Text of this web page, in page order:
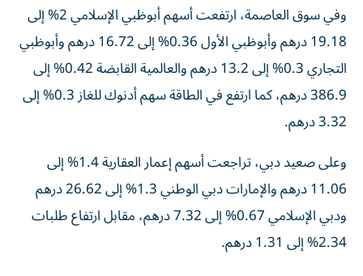
وفي سوق العاصمة، ارتفعت أسهم أبوظبي الإسلامي 2% إلى
19.18 درهم وأبوظبي الأول 0.36% إلى 16.72 درهم وأبوظبي
التجاري 0.3% إلى 13.2 درهم والعالمية القابضة 0.42% إلى
386.9 درهم، كما ارتفع في الطاقة سهم أدنوك للغاز 0.3% إلى
3.32 درهم.
وعلى صعيد دبي، تراجعت أسهم إعمار العقارية 1.4% إلى
11.06 درهم والإمارات دبي الوطني 1.3% إلى 26.62 درهم
ودبي الإسلامي 0.67% إلى 7.32 درهم، مقابل ارتفاع طلبات
2.34% إلى 1.31 درهم.